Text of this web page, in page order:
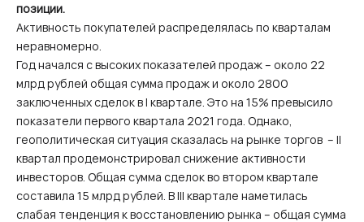
позиции.
Активность покупателей распределялась по кварталам
неравномерно.
Год начался с высоких показателей продаж – около 22
млрд рублей общая сумма продаж и около 2800
заключенных сделок в I квартале. Это на 15% превысило
показатели первого квартала 2021 года. Однако,
геополитическая ситуация сказалась на рынке торгов – II
квартал продемонстрировал снижение активности
инвесторов. Общая сумма сделок во втором квартале
составила 15 млрд рублей. В III квартале наметилась
слабая тенденция к восстановлению рынка – общая сумма